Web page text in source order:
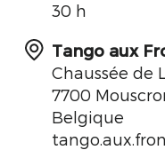
30 h
Tango aux
Chaussée de
7700
Belgique